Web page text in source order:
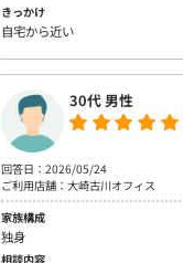
きっかけ
自宅から近い
30代 男性
回答日：2026/05/24
ご利用店舗：大崎古川オフィス
家族構成
独身
相談内容